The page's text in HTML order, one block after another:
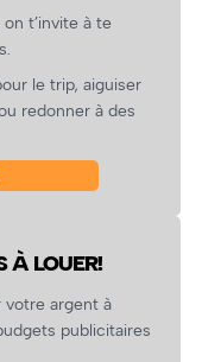
t’invite à te
le trip, aiguiser
redonner à des
À LOUER!
votre argent à
publicitaires